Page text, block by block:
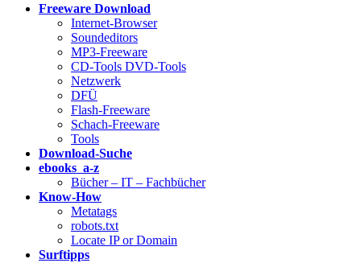
Freeware Download
Internet-Browser
Soundeditors
MP3-Freeware
CD-Tools DVD-Tools
Netzwerk
DFÜ
Flash-Freeware
Schach-Freeware
Tools
Download-Suche
ebooks a-z
Bücher – IT – Fachbücher
Know-How
Metatags
robots.txt
Locate IP or Domain
Surftipps